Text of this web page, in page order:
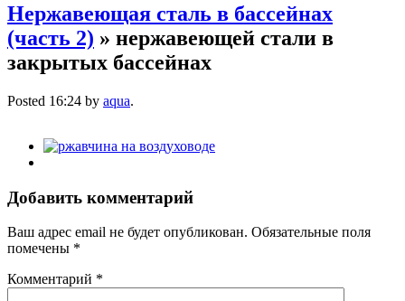
Нержавеющая сталь в бассейнах
(часть 2) » нержавеющей стали в
закрытых бассейнах
Posted 16:24 by aqua.
Добавить комментарий
Ваш адрес email не будет опубликован. Обязательные поля
помечены *
Комментарий *